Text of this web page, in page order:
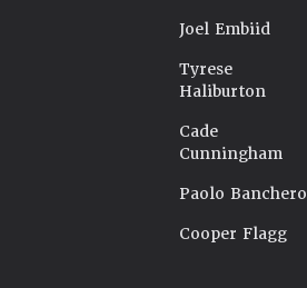
Joel Embiid
Tyrese
Haliburton
Cade
Cunningham
Paolo Banchero
Cooper Flagg